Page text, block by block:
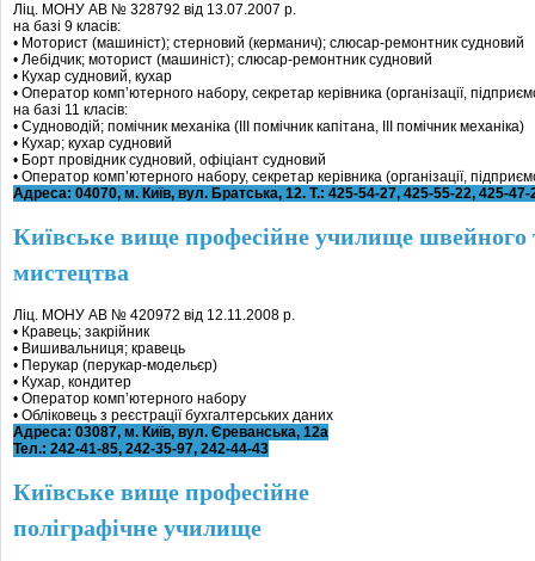
Ліц. МОНУ АВ № 328792 від 13.07.2007 р.
на базі 9 класів:
• Моторист (машиніст); стерновий (керманич); слюсар-ремонтник судновий
• Лебідчик; моторист (машиніст); слюсар-ремонтник судновий
• Кухар судновий, кухар
• Оператор комп’ютерного набору, секретар керівника (організації,
на базі 11 класів:
• Судноводій; помічник механіка (ІІІ помічник капітана, ІІІ помічник механіка)
• Кухар; кухар судновий
• Борт провідник судновий, офіціант судновий
• Оператор комп’ютерного набору, секретар керівника (організації,
Адреса: 04070, м. Київ, вул. Братська, 12. Т.: 425-54-27, 425-55-22, 425-47-
Київське вище професійне училище швейного
мистецтва
Ліц. МОНУ АВ № 420972 від 12.11.2008 р.
• Кравець; закрійник
• Вишивальниця; кравець
• Перукар (перукар-модельєр)
• Кухар, кондитер
• Оператор комп’ютерного набору
• Обліковець з реєстрації бухгалтерських даних
Адреса: 03087, м. Київ, вул. Єреванська, 12а
Тел.: 242-41-85, 242-35-97, 242-44-43
Київське вище професійне
поліграфічне училище